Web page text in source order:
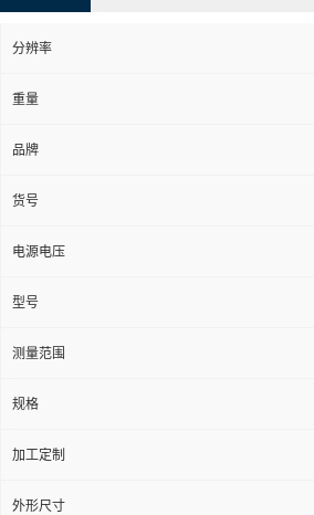
分辨率
重量
品牌
货号
电源电压
型号
测量范围
规格
加工定制
外形尺寸